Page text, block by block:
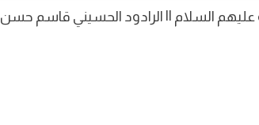
عليهم السلام || الرادود الحسيني قاسم حسن